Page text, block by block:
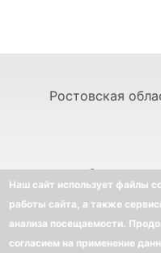
Ростовская
г.
Наш сайт использует файлы
работы сайта, а также
анализа посещаемости.
согласием на применение